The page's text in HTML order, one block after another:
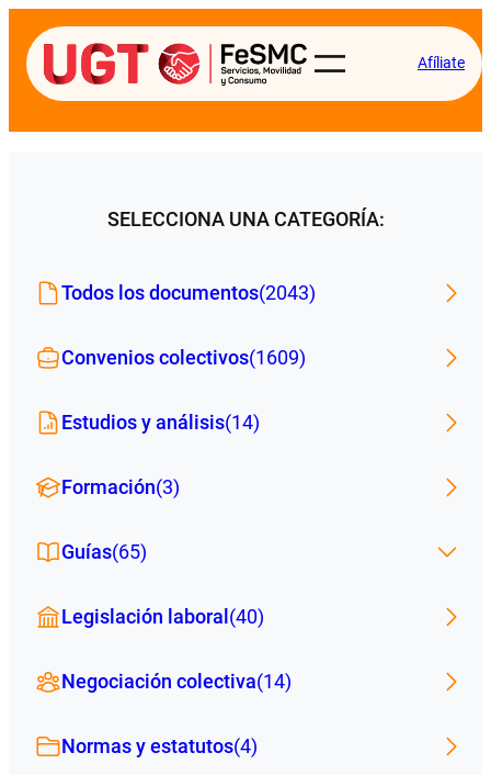
Afíliate
SELECCIONA UNA CATEGORÍA:
Todos los documentos(2043)
Convenios colectivos(1609)
Estudios y análisis(14)
Formación(3)
Guías(65)
Legislación laboral (40)
Negociación colectiva(14)
Normas y estatutos(4)